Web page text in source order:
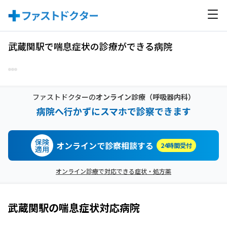
武蔵関駅で喘息症状の診療ができる病院
ファストドクターのオンライン診療（呼吸器内科）
病院へ行かずにスマホで診察できます
保険
適用 オンラインで診察相談する 24時間受付
オンライン診療で対応できる症状・処方薬
武蔵関駅の喘息症状対応病院